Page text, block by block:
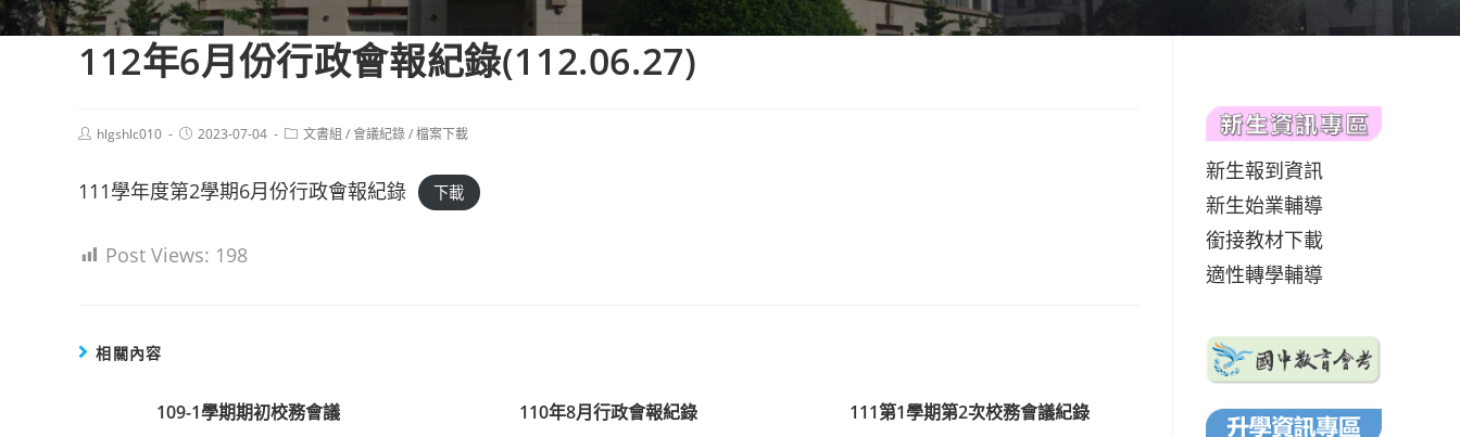
112年6月份行政會報紀錄(112.06.27)
Posthlgshlc010
Post2023-07-04
Post文書組 /會議紀錄/檔案下載
111學年度第2學期6月份行政會報紀錄 下載
Post Views: 198
相關內容
109-1學期期初校務會議 110年8月行政會報紀錄 111第1學期第2次校務會議紀錄
新生報到資訊
新生始業輔導
銜接教材下載
適性轉學輔導